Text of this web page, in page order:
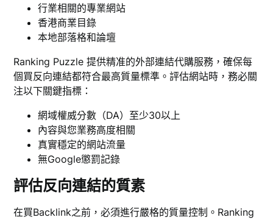
行業相關的專業網站
香港商業目錄
本地部落格和論壇
Ranking Puzzle 提供精准的外部連結代購服務，確保每
個買反向連結都符合最高質量標準。評估網站時，務必關
注以下關鍵指標：
網域權威分數（DA）至少30以上
內容與您業務高度相關
真實穩定的網站流量
無Google懲罰記錄
評估反向連結的質素
在買Backlink之前，必須進行嚴格的質量控制。Ranking